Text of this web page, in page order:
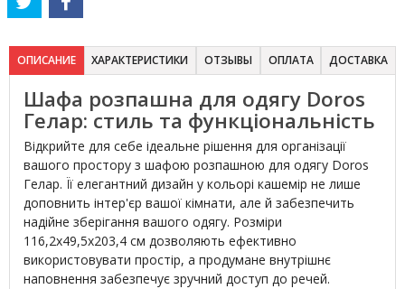
ОПИСАНИЕ ХАРАКТЕРИСТИКИ ОТЗЫВЫ ОПЛАТА ДОСТАВКА
Шафа розпашна для одягу Doros
Гелар: стиль та функціональність
Відкрийте для себе ідеальне рішення для організації
вашого простору з шафою розпашною для одягу Doros
Гелар. Її елегантний дизайн у кольорі кашемір не лише
доповнить інтер'єр вашої кімнати, але й забезпечить
надійне зберігання вашого одягу. Розміри
116,2х49,5х203,4 см дозволяють ефективно
використовувати простір, а продумане внутрішнє
наповнення забезпечує зручний доступ до речей.